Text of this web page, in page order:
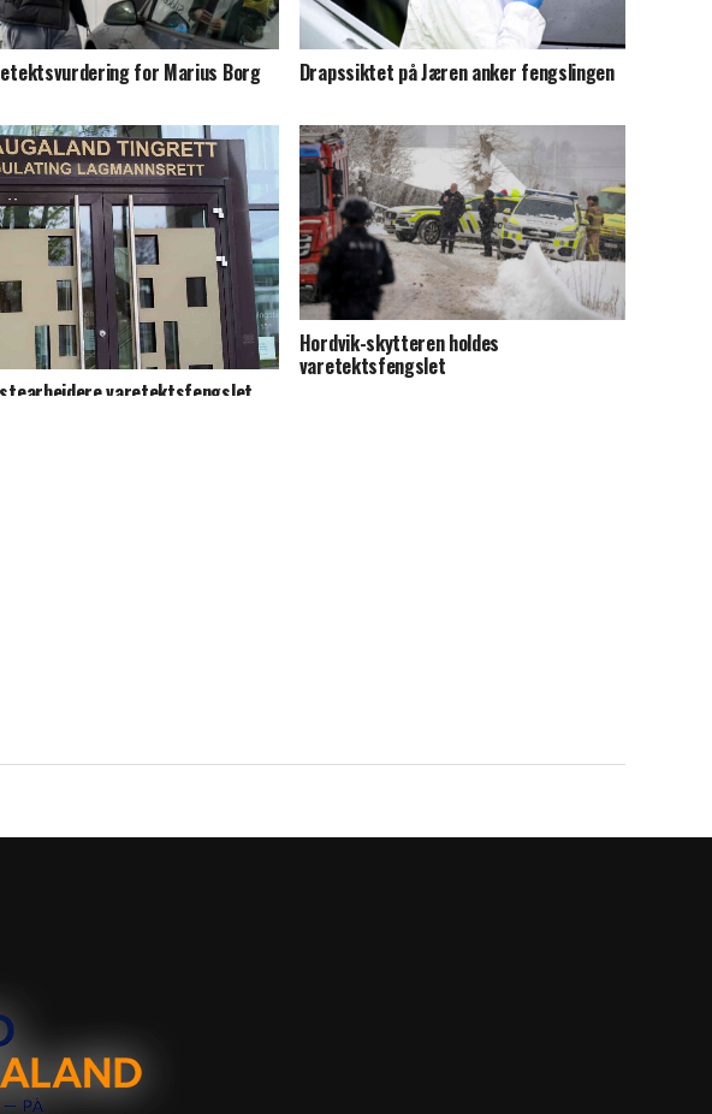
for Marius Borg Drapssiktet på Jæren anker fengslingen
varetektsfengslet
Hordvik-skytteren holdes
varetektsfengslet